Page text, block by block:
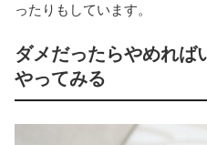
ったりもしています。
ダメだったらやめれば
やってみる